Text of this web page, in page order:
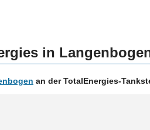
in
an der TotalEnergies-